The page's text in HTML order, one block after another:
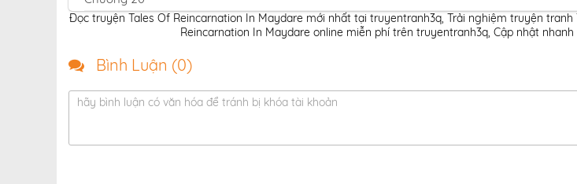
Chương 19
Chương 17
Chương 16
Đọc truyện Tales Of Reincarnation In Maydare mới nhất tại truyentranh3q, Trải nghiệm truyện tranh
Reincarnation In Maydare online miễn phí trên truyentranh3q, Cập nhật
Bình Luận (0)
hãy bình luận có văn hóa để tránh bị khóa tài khoản